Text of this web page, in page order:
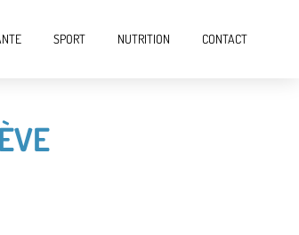
SPORT NUTRITION CONTACT